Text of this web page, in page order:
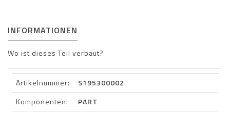
INFORMATIONEN
Wo ist dieses Teil verbaut?
Artikelnummer:
S195300002
Komponenten:
PART